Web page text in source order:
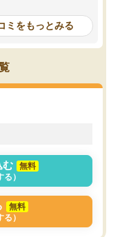
問できるのでとても助か
ミをもっとみる
む
無料
）
無料
）